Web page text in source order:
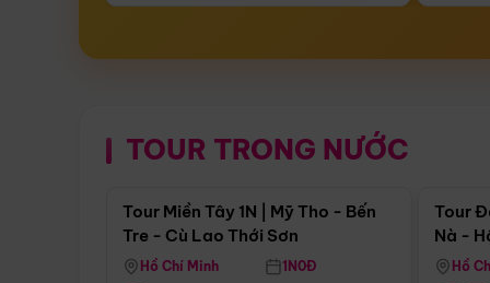
TOUR TRONG NƯỚC
Điểm nổi bật
Tour Miền Tây 1N | Mỹ Tho - Bến
Tre - Cù Lao Thới Sơn
Hồ Chí Minh 1N0Đ
Tour
Nà -
Nha
Hồ